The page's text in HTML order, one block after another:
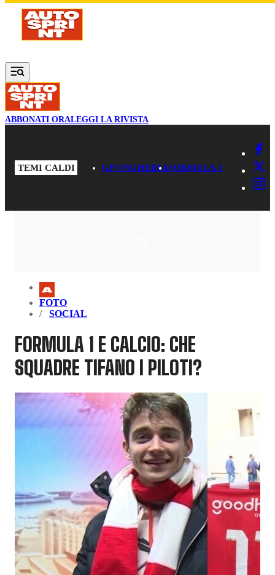
Vai al contenuto principale
ABBONATI ORALEGGI LA RIVISTA
TEMI CALDI GP UNGHERIAFORMULA 1
FOTO
SOCIAL
FORMULA 1 E CALCIO: CHE
SQUADRE TIFANO I PILOTI?